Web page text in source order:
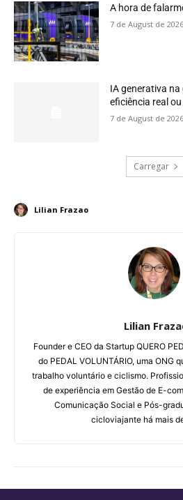
A hora de
7 de August de 2026
IA generativa
eficiência real
7 de August de 2026
Carregar
Lilian Frazao
Lilian
Founder e CEO da Startup QUERO
do PEDAL VOLUNTÁRIO, uma ONG
trabalho voluntário e ciclismo.
de experiência em Gestão de E-
Comunicação Social e Pós-
cicloviajante há mais